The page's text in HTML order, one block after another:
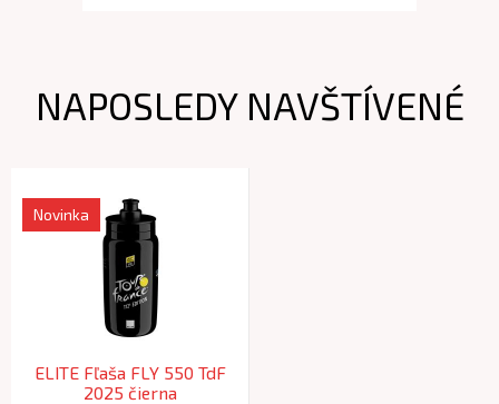
NAPOSLEDY NAVŠTÍVENÉ
ELITE Fľaša FLY 550 TdF
2025 čierna
Novinka